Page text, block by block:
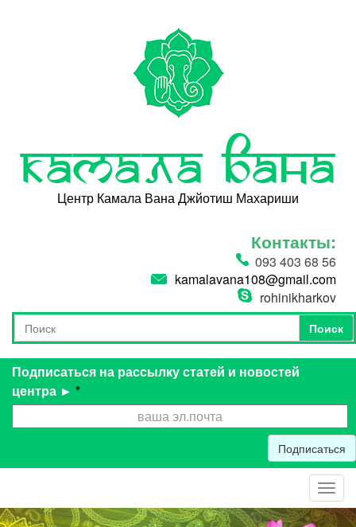
Камала Вана
Центр Камала Вана Джйотиш Махариши
Контакты:
093 403 68 56
kamalavana108@gmail.com
rohinikharkov
Форма поиска
Поиск
Поиск
Подписаться на рассылку статей и новостей
центра ► *
Подписаться